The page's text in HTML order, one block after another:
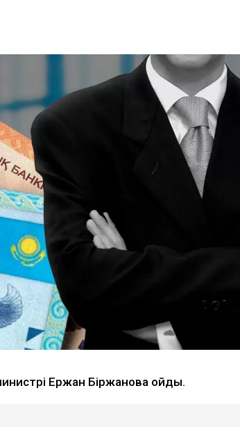
Ержан Біржановқа қойды.